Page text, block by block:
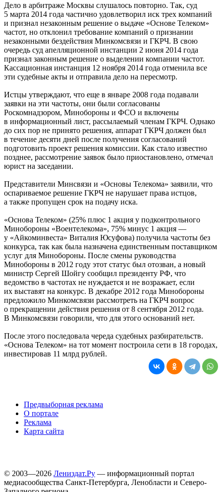
Дело в арбитраже Москвы слушалось повторно. Так, суд
5 марта 2014 года частично удовлетворил иск трех компаний
и признал незаконным решение о выдаче «Основе Телеком»
частот, но отклонил требование компаний о признании
незаконными бездействия Минкомсвязи и ГКРЧ. В свою
очередь суд апелляционной инстанции 2 июня 2014 года
признал законным решение о выделении компании частот.
Кассационная инстанция 12 ноября 2014 года отменила все
эти судебные акты и отправила дело на пересмотр.
Истцы утверждают, что еще в январе 2008 года подавали
заявки на эти частоты, они были согласованы
Роскомнадзором, Минобороны и ФСО и включены
в информационный лист, рассылаемый членам ГКРЧ. Однако
до сих пор не принято решения, аппарат ГКРЧ должен был
в течение десяти дней после получения согласований
подготовить проект решения комиссии. Как стало известно
позднее, рассмотрение заявок было приостановлено, отмечал
юрист на заседании.
Представители Минсвязи и «Основы Телекома» заявили, что
оспариваемое решение ГКРЧ не нарушает права истцов,
а также пропущен срок на подачу иска.
«Основа Телеком» (25% плюс 1 акция у подконтрольного
Минобороны «Воентелекома», 75% минус 1 акция —
у «Айкоминвеста» Виталия Юсуфова) получила частоты без
конкурса, так как была назначена единственным поставщиком
услуг для Минобороны. После смены руководства
Минобороны в 2012 году этот статус был отозван, а новый
министр Сергей Шойгу сообщил президенту РФ, что
ведомство в частотах не нуждается и не возражает, если
их выставят на конкурс. В декабре 2012 года Минобороны
предложило Минкомсвязи рассмотреть на ГКРЧ вопрос
о прекращении действия решения от 8 сентября 2012 года.
В Минкомсвязи говорили, что для этого оснований нет.
После этого последовала череда судебных разбирательств.
«Основа Телеком» на тот момент построила сети в 18 городах,
инвестировав 11 млрд рублей.
Предвыборная реклама
О портале
Реклама
Карта сайта
© 2003—2026 Лениздат.Ру — информационный портал
медиасообщества Санкт-Петербурга, Ленобласти и Северо-